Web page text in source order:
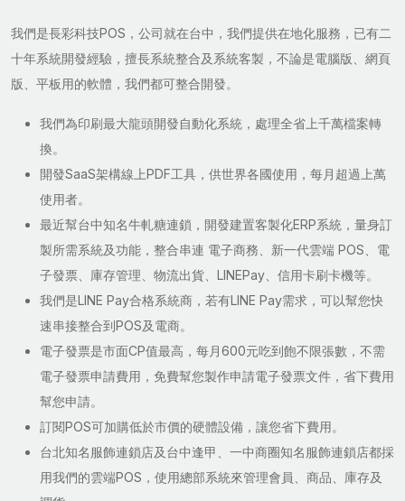
我們是長彩科技POS，公司就在台中，我們提供在地化服務，已有二
十年系統開發經驗，擅長系統整合及系統客製，不論是電腦版、網頁
版、平板用的軟體，我們都可整合開發。
我們為印刷最大龍頭開發自動化系統，處理全省上千萬檔案轉
換。
開發SaaS架構線上PDF工具，供世界各國使用，每月超過上萬
使用者。
最近幫台中知名牛軋糖連鎖，開發建置客製化ERP系統，量身訂
製所需系統及功能，整合串連 電子商務、新一代雲端 POS、電
子發票、庫存管理、物流出貨、LINEPay、信用卡刷卡機等。
我們是LINE Pay合格系統商，若有LINE Pay需求，可以幫您快
速串接整合到POS及電商。
電子發票是市面CP值最高，每月600元吃到飽不限張數，不需
電子發票申請費用，免費幫您製作申請電子發票文件，省下費用
幫您申請。
訂閱POS可加購低於市價的硬體設備，讓您省下費用。
台北知名服飾連鎖店及台中逢甲、一中商圈知名服飾連鎖店都採
用我們的雲端POS，使用總部系統來管理會員、商品、庫存及